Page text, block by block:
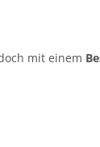
mit einem